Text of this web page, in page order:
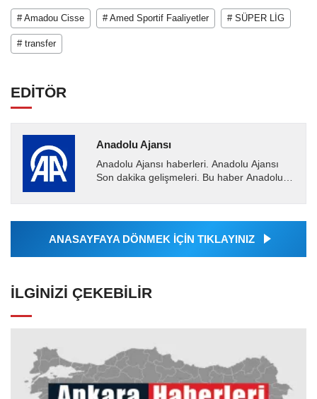
# Amadou Cisse # Amed Sportif Faaliyetler # SÜPER LİG
# transfer
EDİTÖR
Anadolu Ajansı
Anadolu Ajansı haberleri. Anadolu Ajansı
Son dakika gelişmeleri. Bu haber Anadolu
Ajansı tarafından...
ANASAYFAYA DÖNMEK İÇİN TIKLAYINIZ
İLGINIZI ÇEKEBILIR